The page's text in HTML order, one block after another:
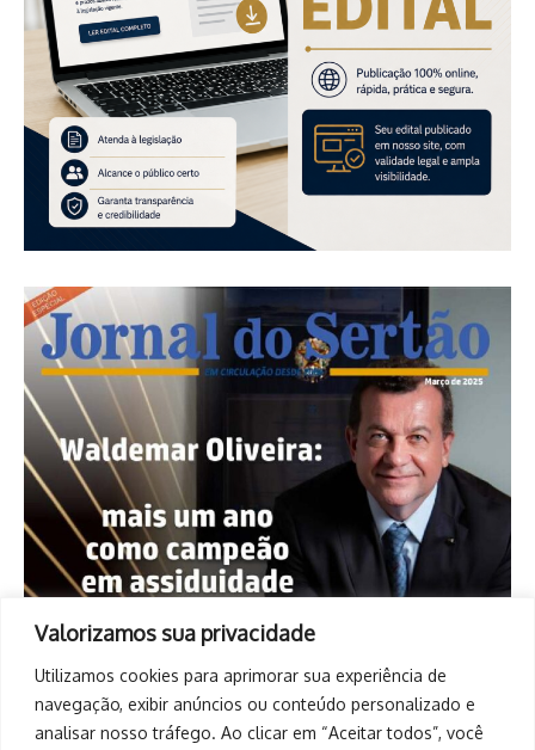
Valorizamos sua privacidade
Utilizamos cookies para aprimorar sua experiência de
navegação, exibir anúncios ou conteúdo personalizado e
analisar nosso tráfego. Ao clicar em “Aceitar todos”, você